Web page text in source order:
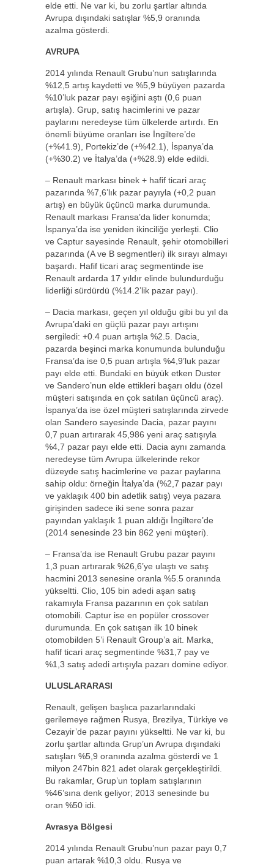
elde etti. Ne var ki, bu zorlu şartlar altında
Avrupa dışındaki satışlar %5,9 oranında
azalma gösterdi.
AVRUPA
2014 yılında Renault Grubu’nun satışlarında
%12,5 artış kaydetti ve %5,9 büyüyen pazarda
%10’luk pazar payı eşiğini aştı (0,6 puan
artışla). Grup, satış hacimlerini ve pazar
paylarını neredeyse tüm ülkelerde artırdı. En
önemli büyüme oranları ise İngiltere’de
(+%41.9), Portekiz’de (+%42.1), İspanya’da
(+%30.2) ve İtalya’da (+%28.9) elde edildi.
– Renault markası binek + hafif ticari araç
pazarında %7,6’lık pazar payıyla (+0,2 puan
artış) en büyük üçüncü marka durumunda.
Renault markası Fransa’da lider konumda;
İspanya’da ise yeniden ikinciliğe yerleşti. Clio
ve Captur sayesinde Renault, şehir otomobilleri
pazarında (A ve B segmentleri) ilk sırayı almayı
başardı. Hafif ticari araç segmentinde ise
Renault ardarda 17 yıldır elinde bulundurduğu
liderliği sürdürdü (%14.2’lik pazar payı).
– Dacia markası, geçen yıl olduğu gibi bu yıl da
Avrupa’daki en güçlü pazar payı artışını
sergiledi: +0.4 puan artışla %2.5. Dacia,
pazarda beşinci marka konumunda bulunduğu
Fransa’da ise 0,5 puan artışla %4,9’luk pazar
payı elde etti. Bundaki en büyük etken Duster
ve Sandero’nun elde ettikleri başarı oldu (özel
müşteri satışında en çok satılan üçüncü araç).
İspanya’da ise özel müşteri satışlarında zirvede
olan Sandero sayesinde Dacia, pazar payını
0,7 puan artırarak 45,986 yeni araç satışıyla
%4,7 pazar payı elde etti. Dacia aynı zamanda
neredeyse tüm Avrupa ülkelerinde rekor
düzeyde satış hacimlerine ve pazar paylarına
sahip oldu: örneğin İtalya’da (%2,7 pazar payı
ve yaklaşık 400 bin adetlik satış) veya pazara
girişinden sadece iki sene sonra pazar
payından yaklaşık 1 puan aldığı İngiltere’de
(2014 senesinde 23 bin 862 yeni müşteri).
– Fransa’da ise Renault Grubu pazar payını
1,3 puan artırarak %26,6’ye ulaştı ve satış
hacmini 2013 senesine oranla %5.5 oranında
yükseltti. Clio, 105 bin adedi aşan satış
rakamıyla Fransa pazarının en çok satılan
otomobili. Captur ise en popüler crossover
durumunda. En çok satışan ilk 10 binek
otomobilden 5’i Renault Group’a ait. Marka,
hafif ticari araç segmentinde %31,7 pay ve
%1,3 satış adedi artışıyla pazarı domine ediyor.
ULUSLARARASI
Renault, gelişen başlıca pazarlarındaki
gerilemeye rağmen Rusya, Brezilya, Türkiye ve
Cezayir’de pazar payını yükseltti. Ne var ki, bu
zorlu şartlar altında Grup’un Avrupa dışındaki
satışları %5,9 oranında azalma gösterdi ve 1
milyon 247bin 821 adet olarak gerçekleştirildi.
Bu rakamlar, Grup’un toplam satışlarının
%46’sına denk geliyor; 2013 senesinde bu
oran %50 idi.
Avrasya Bölgesi
2014 yılında Renault Grubu’nun pazar payı 0,7
puan artarak %10,3 oldu. Rusya ve